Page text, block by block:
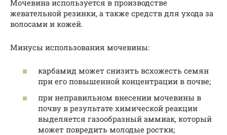
Мочевина используется в производстве
жевательной резинки, а также средств для ухода за
волосами и кожей.
Минусы использования мочевины:
карбамид может снизить всхожесть семян
при его повышенной концентрации в почве;
при неправильном внесении мочевины в
почву в результате химической реакции
выделяется газообразный аммиак, который
может повредить молодые ростки;